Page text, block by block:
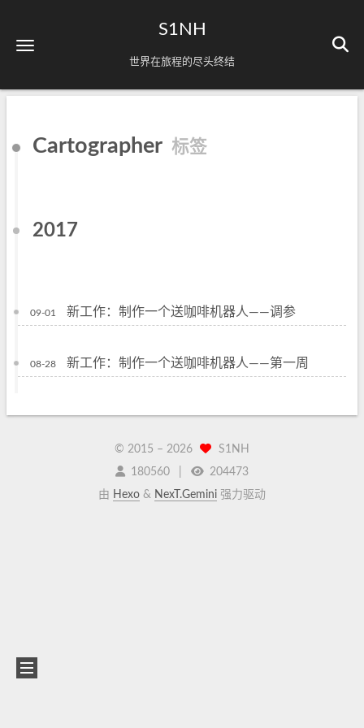
S1NH
世界在旅程的尽头终结
Cartographer 标签
2017
09-01 新工作：制作一个送咖啡机器人——调参
08-28 新工作：制作一个送咖啡机器人——第一周
© 2015 – 2026
S1NH
180560
204473
由 Hexo & NexT.Gemini 强力驱动